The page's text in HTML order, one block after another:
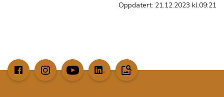
Oppdatert: 21.12.2023 kl.09:21
image_search